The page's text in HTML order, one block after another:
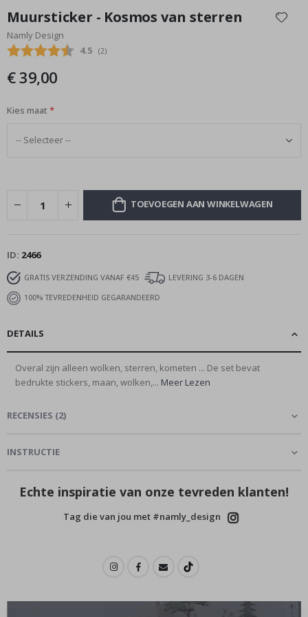
het
begin
van
afbeeldingen-
Muursticker - Kosmos van sterren
Namly Design
Gemiddelde beoordeling:
4.5 (aantal stemmen:
2)
€ 39,00
Kies maat
TOEVOEGEN AAN WINKELWAGEN
ID 2466
GRATIS VERZENDING VANAF €45
LEVERING 3-6 DAGEN
100% TEVREDENHEID GEGARANDEERD
DETAILS
Overal zijn alleen wolken, sterren, kometen ... De set bevat
bedrukte stickers, maan, wolken,... Meer Lezen
RECENSIES (2)
INSTRUCTIE
Echte inspiratie van onze tevreden klanten!
Tag die van jou met #namly_design